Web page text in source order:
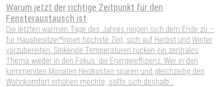
Warum jetzt der richtige Zeitpunkt für den
Fensteraustausch ist
Die letzten warmen Tage des Jahres neigen sich dem Ende zu –
für Hausbesitzer*innen höchste Zeit, sich auf Herbst und Winter
vorzubereiten. Sinkende Temperaturen rücken ein zentrales
Thema wieder in den Fokus: die Energieeffizienz. Wer in den
kommenden Monaten Heizkosten sparen und gleichzeitig den
Wohnkomfort erhöhen möchte, sollte sich deshalb...